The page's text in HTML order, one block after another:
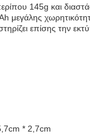
145g και
μεγάλης
επίσης την
* 2,7cm